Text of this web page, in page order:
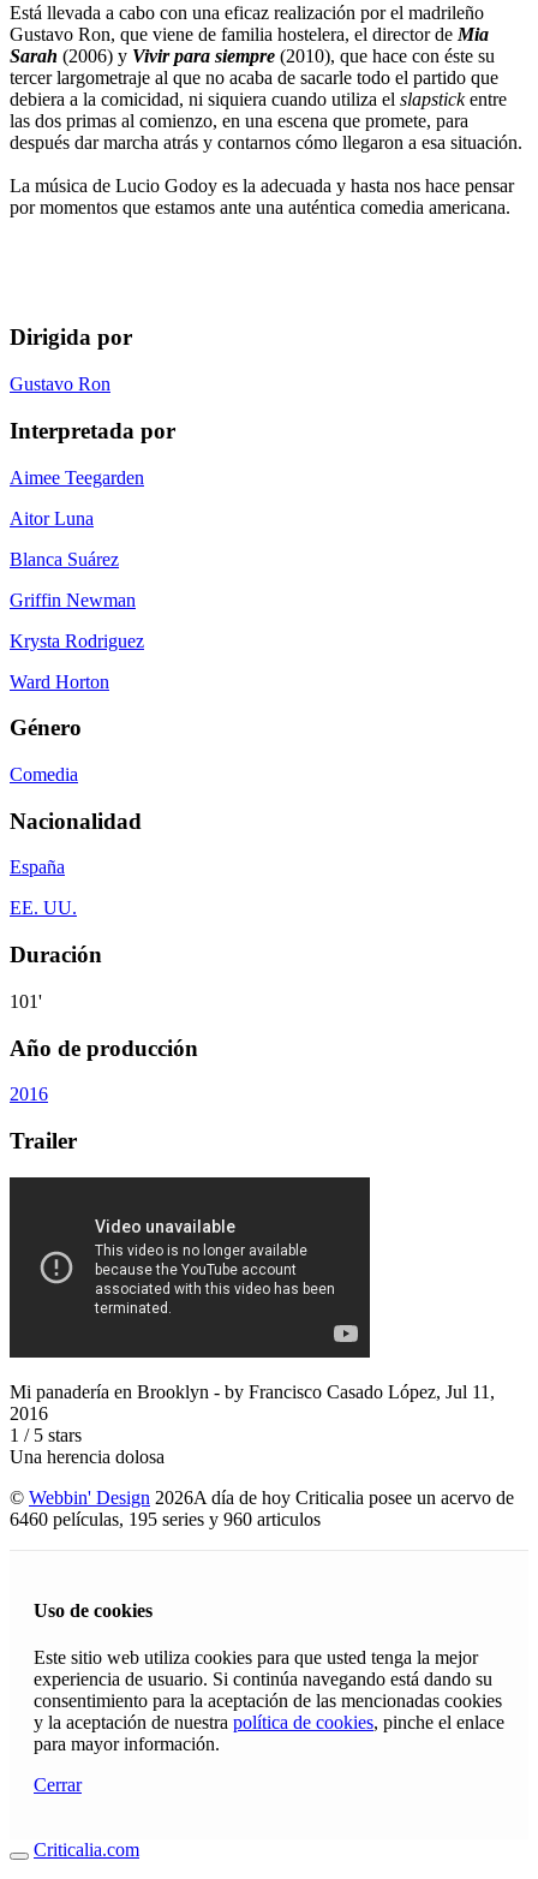
Está llevada a cabo con una eficaz realización por el madrileño
Gustavo Ron, que viene de familia hostelera, el director de Mia
Sarah (2006) y Vivir para siempre (2010), que hace con éste su
tercer largometraje al que no acaba de sacarle todo el partido que
debiera a la comicidad, ni siquiera cuando utiliza el slapstickentre
las dos primas al comienzo, en una escena que promete, para
después dar marcha atrás y contarnos cómo llegaron a esa situación.
La música de Lucio Godoy es la adecuada y hasta nos hace pensar
por momentos que estamos ante una auténtica comedia americana.
Dirigida por
Gustavo Ron
Interpretada por
Aimee Teegarden
Aitor Luna
Blanca Suárez
Griffin Newman
Krysta Rodriguez
Ward Horton
Género
Comedia
Nacionalidad
España
EE. UU.
Duración
101'
Año de producción
2016
Trailer
Mi panadería en Brooklyn - by Francisco Casado López, Jul 11,
2016
1 / 5 stars
Una herencia dolosa
© Webbin' Design 2026A día de hoy Criticalia posee un acervo de
6460 películas, 195 series y 960 articulos
Uso de cookies
Este sitio web utiliza cookies para que usted tenga la mejor
experiencia de usuario. Si continúa navegando está dando su
consentimiento para la aceptación de las mencionadas cookies
y la aceptación de nuestra política de cookies, pinche el enlace
para mayor información.
Cerrar
Criticalia.com